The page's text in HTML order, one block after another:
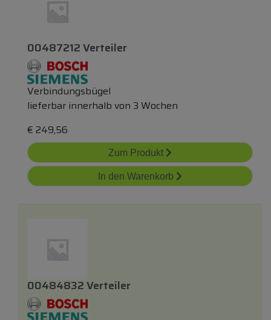
00487212 Verteiler
Verbindungsbügel
lieferbar innerhalb von 3 Wochen
€ 249,56
Zum Produkt
In den Warenkorb
00484832 Verteiler